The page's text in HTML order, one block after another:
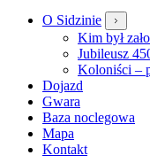
O Sidzinie
Kim był
Jubileusz
Koloniści –
Dojazd
Gwara
Baza noclegowa
Mapa
Kontakt